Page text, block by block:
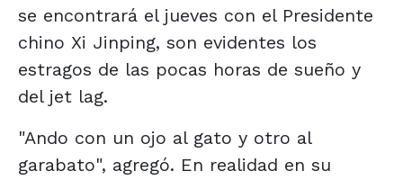
se encontrará el jueves con el Presidente
chino Xi Jinping, son evidentes los
estragos de las pocas horas de sueño y
del jet lag.
"Ando con un ojo al gato y otro al
garabato", agregó. En realidad en su